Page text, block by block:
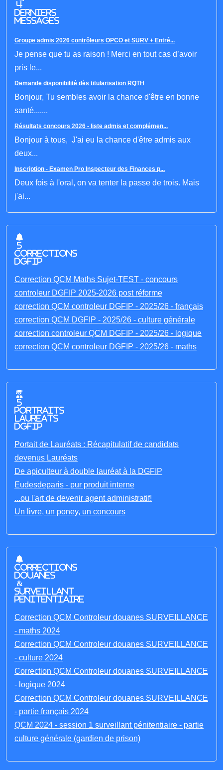
4
derniers
messages
Groupe admis 2026 contrôleurs OPCO et SURV + Entré...
Je pense que tu as raison ! Merci en tout cas d’avoir
pris le...
Demande disponibilité dès titularisation RQTH
Bonjour, Tu sembles avoir la chance d'être en bonne
santé.......
Résultats concours 2026 - liste admis et complémen...
Bonjour à tous, J'ai eu la chance d'être admis aux
deux...
Inscription - Examen Pro Inspecteur des Finances p...
Deux fois à l'oral, on va tenter la passe de trois. Mais
j'ai...
5
corrections
DGFIP
Correction QCM Maths Sujet-TEST - concours
controleur DGFIP 2025-2026 post réforme
correction QCM controleur DGFIP - 2025/26 - français
correction QCM DGFIP - 2025/26 - culture générale
correction controleur QCM DGFIP - 2025/26 - logique
correction QCM controleur DGFIP - 2025/26 - maths
5
portraits
laureats
DGFIP
Portait de Lauréats : Récapitulatif de candidats
devenus Lauréats
De apiculteur à double lauréat à la DGFIP
Eudesdeparis - pur produit interne
...ou l'art de devenir agent administratif!
Un livre, un poney, un concours
Corrections
Douanes
&
Surveillant
penitentiaire
Correction QCM Controleur douanes SURVEILLANCE
- maths 2024
Correction QCM Controleur douanes SURVEILLANCE
- culture 2024
Correction QCM Controleur douanes SURVEILLANCE
- logique 2024
Correction QCM Controleur douanes SURVEILLANCE
- partie français 2024
QCM 2024 - session 1 surveillant pénitentiaire - partie
culture générale (gardien de prison)